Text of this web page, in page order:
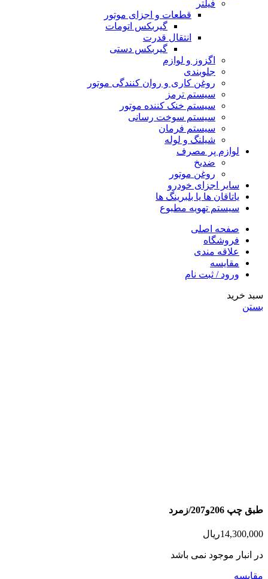
فیلتر
قطعات و اجزای موتور
گیربکس اتومات
انتقال قدرت
گیربکس دستی
اگزوز و لوازم
جلوبندی
روغن کاری و روان کنندگی موتور
سیستم ترمز
سیستم خنک کننده موتور
سیستم سوخت رسانی
سیستم فرمان
شیلنگ و لوله
لوازم پر مصرف
ضدیخ
روغن موتور
سایر اجزای خودرو
یاتاقان ها یا بلبرینگ ها
سیستم تهویه مطبوع
صفحه اصلی
فروشگاه
علاقه مندی
مقایسه
ورود / ثبت نام
سبد خرید
بستن
طبق چپ 206و207/زمرد
14,300,000ریال
در انبار موجود نمی باشد
مقایسه